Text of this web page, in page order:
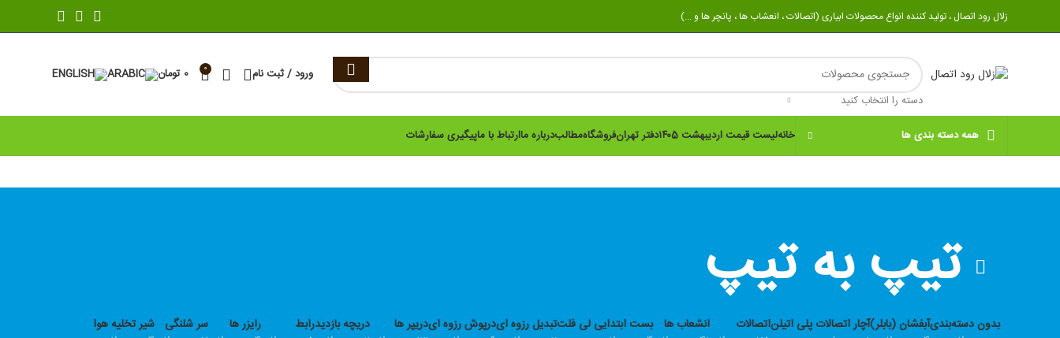
زلال رود اتصال ، تولید کننده انواع محصولات ابیاری (اتصالات ، انعشاب ها ، پانچر ها و ...)
دسته را انتخاب کنید
ورود / ثبت نام 0
0 تومان
همه دسته بندی ها خانهلیست قیمت اردیبهشت ۱۴۰5 دفتر تهرانفروشگاهمطالبدرباره ماارتباط با ماپیگیری سفارشات
تیپ به تیپ
بدون دسته‌بندیآبفشان (بابلر)آچار اتصالات پلی اتیلناتصالات
انشعاب ها بست ابتدایی لی فلتتبدیل رزوه ایدرپوش رزوه ایدریپر ها
دریچه بازدیدرابط
رایزر ها
سر شلنگی شیر تخلیه هوا